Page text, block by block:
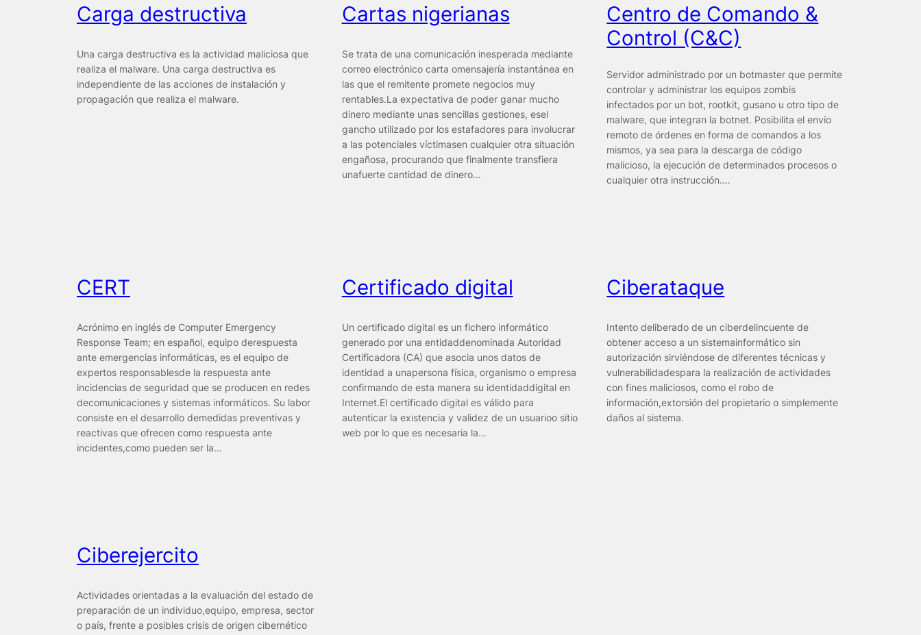
Carga destructiva
Una carga destructiva es la actividad maliciosa que
realiza el malware. Una carga destructiva es
independiente de las acciones de instalación y
propagación que realiza el malware.
Cartas nigerianas
Se trata de una comunicación inesperada mediante
correo electrónico carta omensajería instantánea en
las que el remitente promete negocios muy
rentables.La expectativa de poder ganar mucho
dinero mediante unas sencillas gestiones, esel
gancho utilizado por los estafadores para involucrar
a las potenciales víctimasen cualquier otra situación
engañosa, procurando que finalmente transfiera
unafuerte cantidad de dinero…
Centro de Comando &
Control (C&C)
Servidor administrado por un botmaster que permite
controlar y administrar los equipos zombis
infectados por un bot, rootkit, gusano u otro tipo de
malware, que integran la botnet. Posibilita el envío
remoto de órdenes en forma de comandos a los
mismos, ya sea para la descarga de código
malicioso, la ejecución de determinados procesos o
cualquier otra instrucción.…
CERT
Acrónimo en inglés de Computer Emergency
Response Team; en español, equipo derespuesta
ante emergencias informáticas, es el equipo de
expertos responsablesde la respuesta ante
incidencias de seguridad que se producen en redes
decomunicaciones y sistemas informáticos. Su labor
consiste en el desarrollo demedidas preventivas y
reactivas que ofrecen como respuesta ante
incidentes,como pueden ser la…
Certificado digital
Un certificado digital es un fichero informático
generado por una entidaddenominada Autoridad
Certificadora (CA) que asocia unos datos de
identidad a unapersona física, organismo o empresa
confirmando de esta manera su identidaddigital en
Internet.El certificado digital es válido para
autenticar la existencia y validez de un usuarioo sitio
web por lo que es necesaria la…
Ciberataque
Intento deliberado de un ciberdelincuente de
obtener acceso a un sistemainformático sin
autorización sirviéndose de diferentes técnicas y
vulnerabilidadespara la realización de actividades
con fines maliciosos, como el robo de
información,extorsión del propietario o simplemente
daños al sistema.
Ciberejercito
Actividades orientadas a la evaluación del estado de
preparación de un individuo,equipo, empresa, sector
o país, frente a posibles crisis de origen cibernético